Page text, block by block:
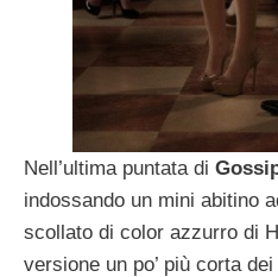
Nell’ultima puntata di
indossando un mini abitino
scollato di color azzurro di
versione un po’ più corta